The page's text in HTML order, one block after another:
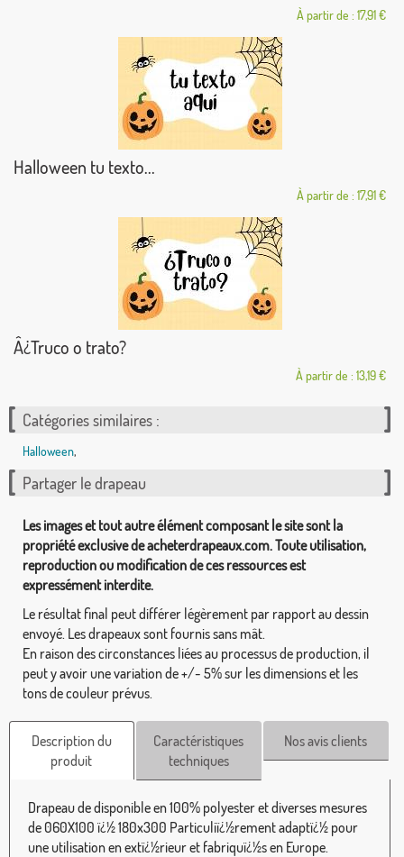
À partir de : 17,91 €
Halloween tu texto...
À partir de : 17,91 €
Â¿Truco o trato?
À partir de : 13,19 €
Catégories similaires :
Halloween,
Partager le drapeau
Les images et tout autre élément composant le site sont la
propriété exclusive de acheterdrapeaux.com. Toute utilisation,
reproduction ou modification de ces ressources est
expressément interdite.
Le résultat final peut différer légèrement par rapport au dessin
envoyé. Les drapeaux sont fournis sans mât.
En raison des circonstances liées au processus de production, il
peut y avoir une variation de +/- 5% sur les dimensions et les
tons de couleur prévus.
Description du
produit
Caractéristiques
techniques
Nos avis clients
Drapeau de disponible en 100% polyester et diverses mesures
de 060X100 ï¿½ 180x300 Particuliï¿½rement adaptï¿½ pour
une utilisation en extï¿½rieur et fabriquï¿½s en Europe.